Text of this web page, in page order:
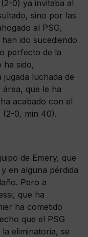
0) ya invitaba al
sino por las
al PSG,
ido sucediendo
perfecto de la
ha sido,
luchada de
área, que le ha
acabado con el
(2-0, min 40).
de Emery, que
en alguna pérdida
Pero a
que ha
ha cometido
que el PSG
eliminatoria, se